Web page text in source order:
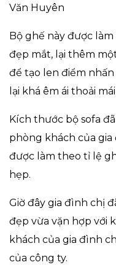
Văn Huyên
Bộ ghế này được
đẹp mắt, lại thêm
để tạo len điểm
lại khá êm ái thoải
Kích thước bộ sofa
phòng khách của
được làm theo tỉ lệ
hẹp.
Giờ đây gia đình chị
đẹp vừa vặn hợp với
khách của gia đình
của công ty.